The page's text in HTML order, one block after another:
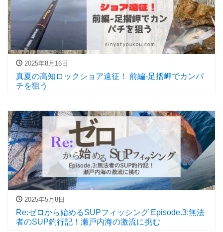
2025年8月16日
真夏の高知ロックショア遠征！ 前編-足摺岬でカンパ
チを狙う
2025年5月8日
Re:ゼロから始めるSUPフィッシング Episode.3:無法
者のSUP釣行記！瀬戸内海の激流に挑む